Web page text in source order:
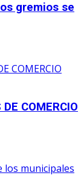
gremios se
COMERCIO